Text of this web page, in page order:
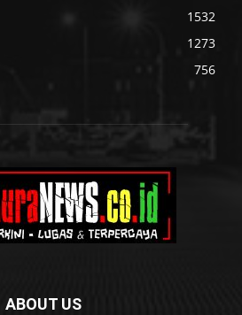
1532
1273
756
ABOUT US